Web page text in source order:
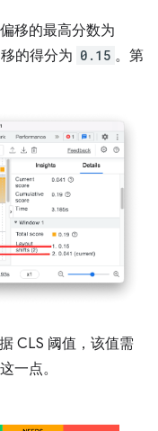
移的最高分数为
的得分为 0.15 。第
CLS 阈值，该值需
一点。